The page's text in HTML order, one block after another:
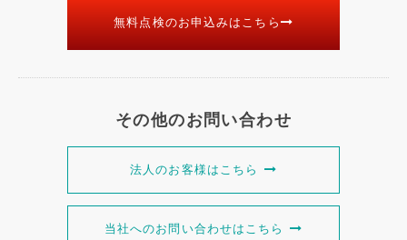
無料点検のお申込みはこちら
その他のお問い合わせ
法人のお客様はこちら
当社へのお問い合わせはこちら